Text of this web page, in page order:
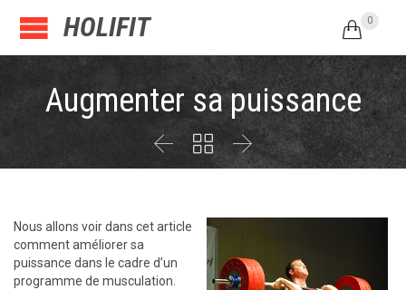
HOLIFIT  0
Augmenter sa puissance
  
Nous allons voir dans cet article
comment améliorer sa
puissance dans le cadre d’un
programme de musculation.